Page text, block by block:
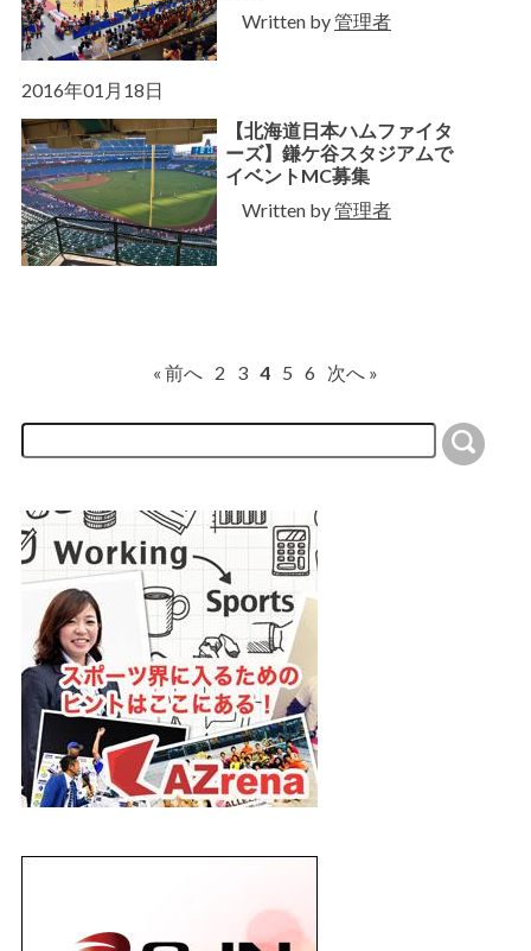
Written by管理者
2016年01月18日
【北海道日本ハムファイタ
ーズ】鎌ケ谷スタジアムで
イベントMC募集
Written by管理者
« 前へ 2 3 4 5 6 次へ »